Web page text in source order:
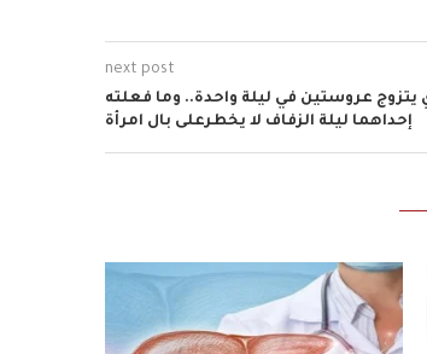
next post
عروستين في ليلة واحدة.. وما فعلته
إحداهما ليلة الزفاف لا يخطرعلى بال امرأة